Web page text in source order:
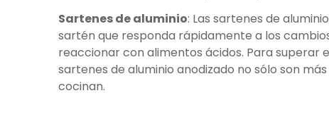
Sartenes de aluminio: Las sartenes de
sartén que responda rápidamente a los
reaccionar con alimentos ácidos. Para superar
sartenes de aluminio anodizado no sólo son
cocinan.